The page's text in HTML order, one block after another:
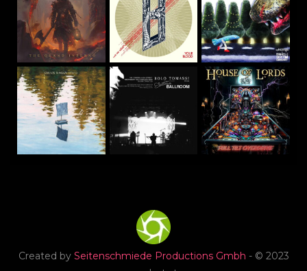
Created by Seitenschmiede Productions Gmbh - © 2023